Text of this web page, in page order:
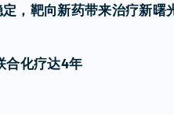
，靶向新药带来治疗新曙
合化疗达4年